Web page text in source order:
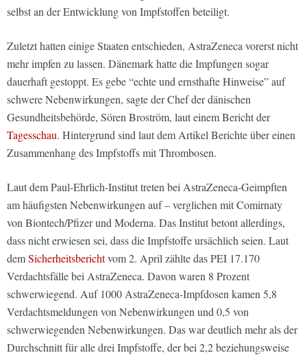
selbst an der Entwicklung von Impfstoffen beteiligt.
Zuletzt hatten einige Staaten entschieden, AstraZeneca vorerst nicht
mehr impfen zu lassen. Dänemark hatte die Impfungen sogar
dauerhaft gestoppt. Es gebe “echte und ernsthafte Hinweise” auf
schwere Nebenwirkungen, sagte der Chef der dänischen
Gesundheitsbehörde, Sören Broström, laut einem Bericht der
Tagesschau. Hintergrund sind laut dem Artikel Berichte über einen
Zusammenhang des Impfstoffs mit Thrombosen.
Laut dem Paul-Ehrlich-Institut treten bei AstraZeneca-Geimpften
am häufigsten Nebenwirkungen auf – verglichen mit Comirnaty
von Biontech/Pfizer und Moderna. Das Institut betont allerdings,
dass nicht erwiesen sei, dass die Impfstoffe ursächlich seien. Laut
demSicherheitsberichtvom 2. April zählte das PEI 17.170
Verdachtsfälle bei AstraZeneca. Davon waren 8 Prozent
schwerwiegend. Auf 1000 AstraZeneca-Impfdosen kamen 5,8
Verdachtsmeldungen von Nebenwirkungen und 0,5 von
schwerwiegenden Nebenwirkungen. Das war deutlich mehr als der
Durchschnitt für alle drei Impfstoffe, der bei 2,2 beziehungsweise